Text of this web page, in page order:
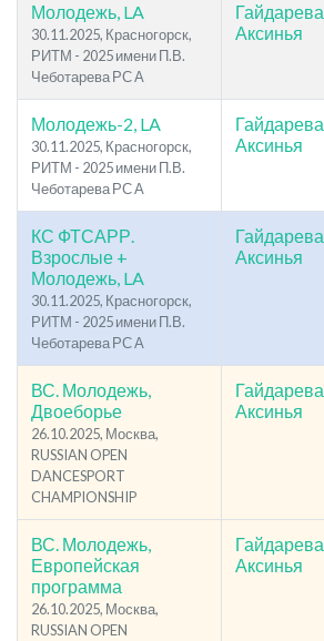
Молодежь, LA
30.11.2025, Красногорск,
РИТМ - 2025 имени П.В.
Чеботарева РС А
Гайдарева
Аксинья
Молодежь-2, LA
30.11.2025, Красногорск,
РИТМ - 2025 имени П.В.
Чеботарева РС А
Гайдарева
Аксинья
КС ФТСАРР.
Взрослые +
Молодежь, LA
30.11.2025, Красногорск,
РИТМ - 2025 имени П.В.
Чеботарева РС А
Гайдарева
Аксинья
ВС. Молодежь,
Двоеборье
26.10.2025, Москва,
RUSSIAN OPEN
DANCESPORT
CHAMPIONSHIP
Гайдарева
Аксинья
ВС. Молодежь,
Европейская
программа
26.10.2025, Москва,
RUSSIAN OPEN
Гайдарева
Аксинья